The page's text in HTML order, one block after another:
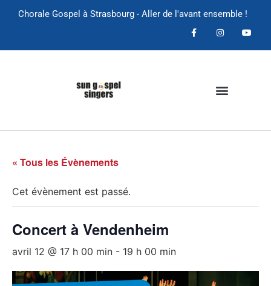
Chorale Gospel à Strasbourg - Aller de l'avant ensemble !
« Tous les Évènements
Cet évènement est passé.
Concert à Vendenheim
avril 12 @ 17 h 00 min - 19 h 00 min